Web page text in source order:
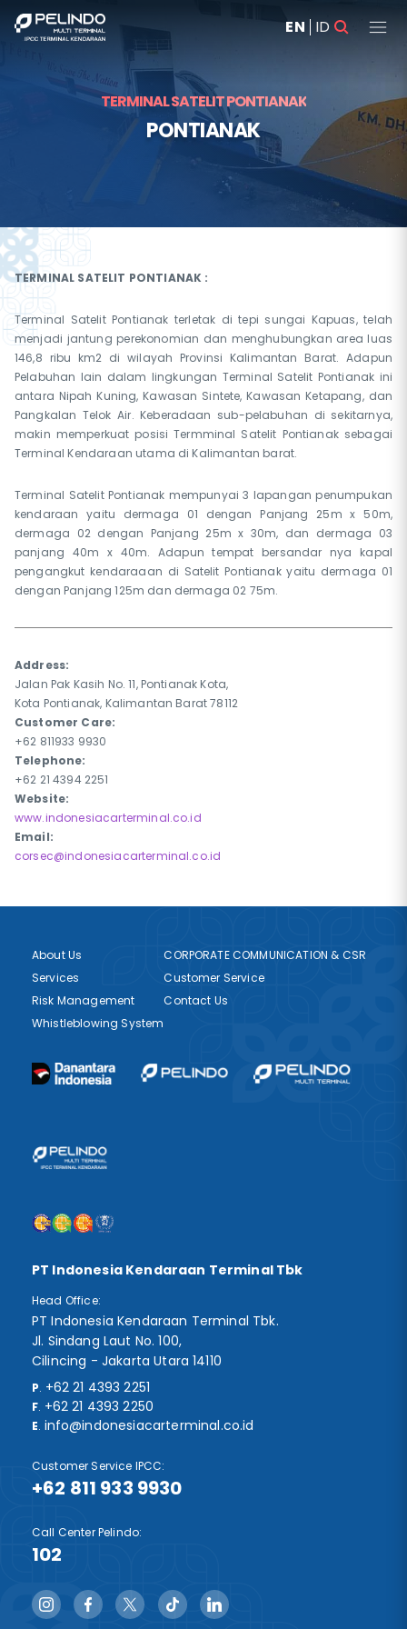
EN ID
TERMINAL SATELIT PONTIANAK
PONTIANAK
TERMINAL SATELIT PONTIANAK :
Terminal Satelit Pontianak terletak di tepi sungai Kapuas, telah
menjadi jantung perekonomian dan menghubungkan area luas
146,8 ribu km2 di wilayah Provinsi Kalimantan Barat. Adapun
Pelabuhan lain dalam lingkungan Terminal Satelit Pontianak ini
antara Nipah Kuning, Kawasan Sintete, Kawasan Ketapang, dan
Pangkalan Telok Air. Keberadaan sub-pelabuhan di sekitarnya,
makin memperkuat posisi Termminal Satelit Pontianak sebagai
Terminal Kendaraan utama di Kalimantan barat.
Terminal Satelit Pontianak mempunyai 3 lapangan penumpukan
kendaraan yaitu dermaga 01 dengan Panjang 25m x 50m,
dermaga 02 dengan Panjang 25m x 30m, dan dermaga 03
panjang 40m x 40m. Adapun tempat bersandar nya kapal
pengangkut kendaraaan di Satelit Pontianak yaitu dermaga 01
dengan Panjang 125m dan dermaga 02 75m.
Address:
Jalan Pak Kasih No. 11, Pontianak Kota,
Kota Pontianak, Kalimantan Barat 78112
Customer Care:
+62 811933 9930
Telephone:
+62 21 4394 2251
Website:
www.indonesiacarterminal.co.id
Email:
corsec@indonesiacarterminal.co.id
PT Indonesia Kendaraan Terminal Tbk
Head Office:
PT Indonesia Kendaraan Terminal Tbk.
Jl. Sindang Laut No. 100,
Cilincing - Jakarta Utara 14110
P. +62 21 4393 2251
F. +62 21 4393 2250
E. info@indonesiacarterminal.co.id
Customer Service IPCC:
+62 811 933 9930
Call Center Pelindo:
102
About Us
Services
Risk Management
Whistleblowing System
CORPORATE COMMUNICATION & CSR
Customer Service
Contact Us